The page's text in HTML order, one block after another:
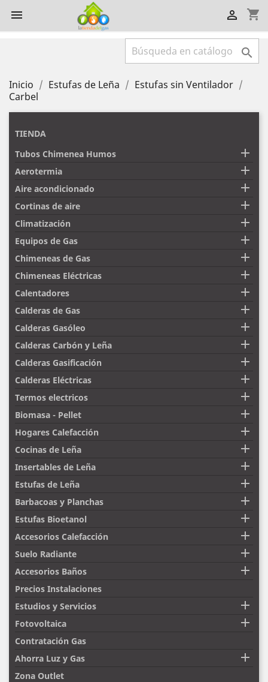
 shopping_cart


Inicio Estufas de Leña
Estufas sin Ventilador
Carbel
TIENDA
Tubos Chimenea Humos

Aerotermia 
Aire acondicionado 
Cortinas de aire 
Climatización 
Equipos de Gas 
Chimeneas de Gas 
Chimeneas Eléctricas 
Calentadores 
Calderas de Gas 
Calderas Gasóleo 
Calderas Carbón y Leña 
Calderas Gasificación 
Calderas Eléctricas 
Termos electricos 
Biomasa - Pellet 
Hogares Calefacción 
Cocinas de Leña 
Insertables de Leña 
Estufas de Leña 
Barbacoas y Planchas 
Estufas Bioetanol 
Accesorios Calefacción 
Suelo Radiante 
Accesorios Baños 
Precios Instalaciones
Estudios y Servicios

Fotovoltaica 
Contratación Gas
Ahorra Luz y Gas

Zona Outlet